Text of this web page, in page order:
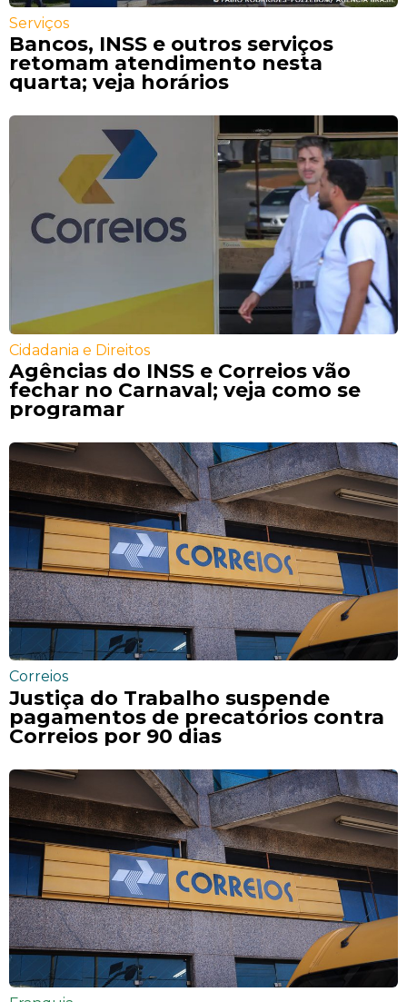
Serviços
Bancos, INSS e outros serviços
retomam atendimento nesta
quarta; veja horários
Cidadania e Direitos
Agências do INSS e Correios vão
fechar no Carnaval; veja como se
programar
Correios
Justiça do Trabalho suspende
pagamentos de precatórios contra
Correios por 90 dias